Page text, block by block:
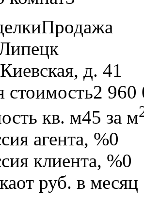
Продажа
Киевская, д. 41
2 960
кв. м45 за м
агента, %0
клиента, %0
от руб. в месяц